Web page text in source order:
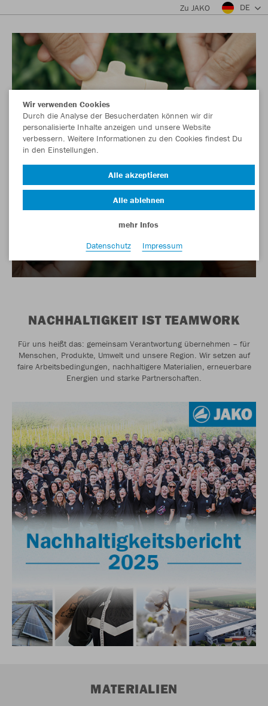
Zu JAKO DE
NACHHALTIGKEIT IST TEAMWORK
Für uns heißt das: gemeinsam Verantwortung übernehmen – für
Menschen, Produkte, Umwelt und unsere Region. Wir setzen auf
faire Arbeitsbedingungen, nachhaltigere Materialien, erneuerbare
Energien und starke Partnerschaften.
MATERIALIEN
Wir verwenden Cookies
Durch die Analyse der Besucherdaten können wir dir
personalisierte Inhalte anzeigen und unsere Website
verbessern. Weitere Informationen zu den Cookies findest Du
in den Einstellungen.
Alle akzeptieren
Alle ablehnen
mehr Infos
Datenschutz
Impressum